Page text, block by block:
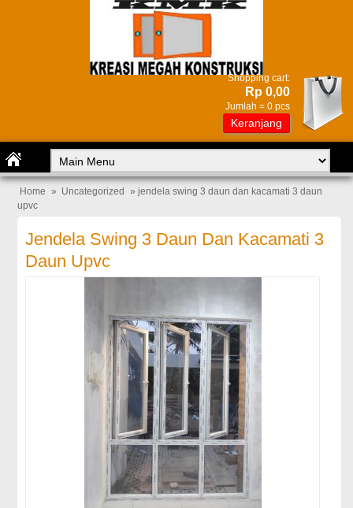
Shopping cart:
Rp 0,00
Jumlah = 0 pcs
Keranjang
Home » Uncategorized
» jendela swing 3 daun dan kacamati 3 daun
upvc
Jendela Swing 3 Daun Dan Kacamati 3
Daun Upvc